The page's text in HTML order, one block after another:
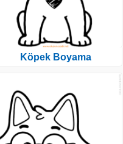
Köpek Boyama